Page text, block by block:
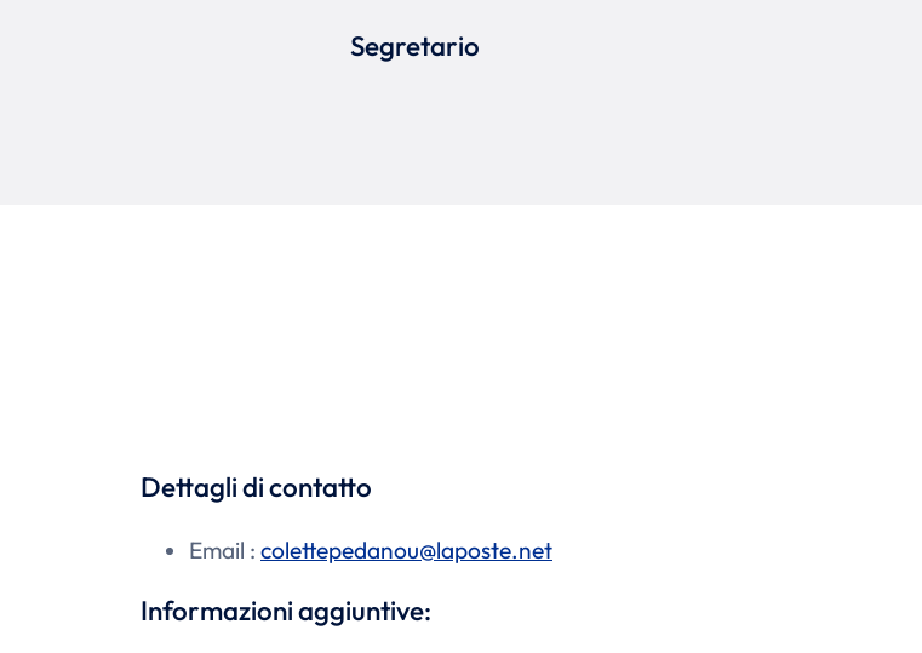
Segretario
Dettagli di contatto
Email : colettepedanou@laposte.net
Informazioni aggiuntive: